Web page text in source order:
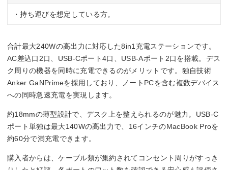
・持ち運びを想定している方。
合計最大240Wの高出力に対応した8in1充電ステーションです。
AC差込口2口、USB-Cポート4口、USB-Aポート2口を搭載。デス
ク周りの機器を同時に充電できるのがメリットです。独自技術
Anker GaNPrimeを採用しており、ノートPCを含む複数デバイス
への同時急速充電を実現します。
約18mmの薄型設計で、デスク上を整えられるのが魅力。USB-C
ポート単独は最大140Wの高出力で、16インチのMacBook Proを
約60分で満充電できます。
購入者からは、ケーブル類が集約されてコンセント周りがすっき